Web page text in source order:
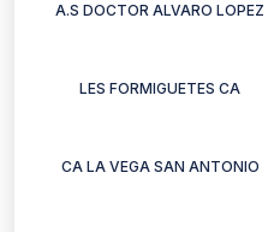
A.S DOCTOR ALVARO LOPEZ
LES FORMIGUETES CA
CA LA VEGA SAN ANTONIO